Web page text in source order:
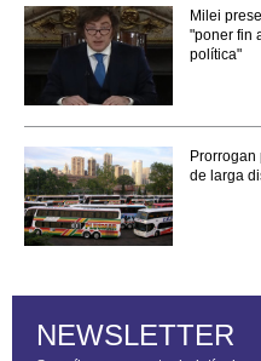
Milei
"poner fin
política"
Prorrogan
de larga
NEWSLETTER